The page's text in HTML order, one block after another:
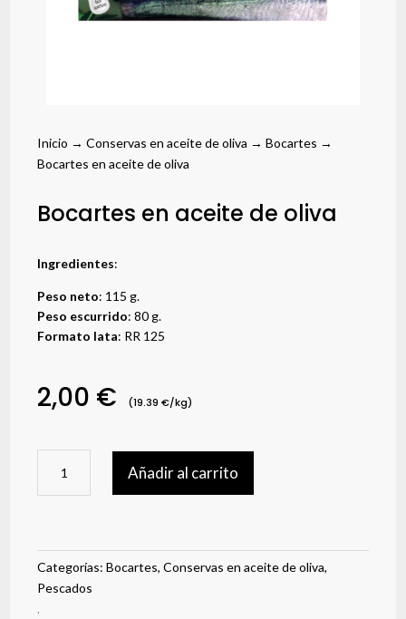
Inicio →Conservas en aceite de oliva →Bocartes →
Bocartes en aceite de oliva
Bocartes en aceite de oliva
Ingredientes:
Peso neto: 115 g.
Peso escurrido: 80 g.
Formato lata: RR 125
2,00 € (19.39 €/kg)
aceite
cantidad
Añadir al carrito
Categorías:Bocartes,Conservas en aceite de oliva,
Pescados
.